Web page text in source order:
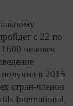
с 22 по
человек
в 2015
стран-членов
International,